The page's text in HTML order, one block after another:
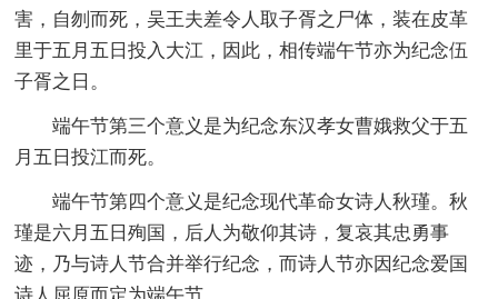
害，自刎而死，吴王夫差令人取子胥之尸体，装在皮革
里于五月五日投入大江，因此，相传端午节亦为纪念伍
子胥之日。
端午节第三个意义是为纪念东汉孝女曹娥救父于五
月五日投江而死。
端午节第四个意义是纪念现代革命女诗人秋瑾。秋
瑾是六月五日殉国，后人为敬仰其诗，复哀其忠勇事
迹，乃与诗人节合并举行纪念，而诗人节亦因纪念爱国